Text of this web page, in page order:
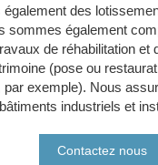
également des
sommes également
de réhabilitation et
(pose ou
par exemple). Nous
industriels et
Contactez nous